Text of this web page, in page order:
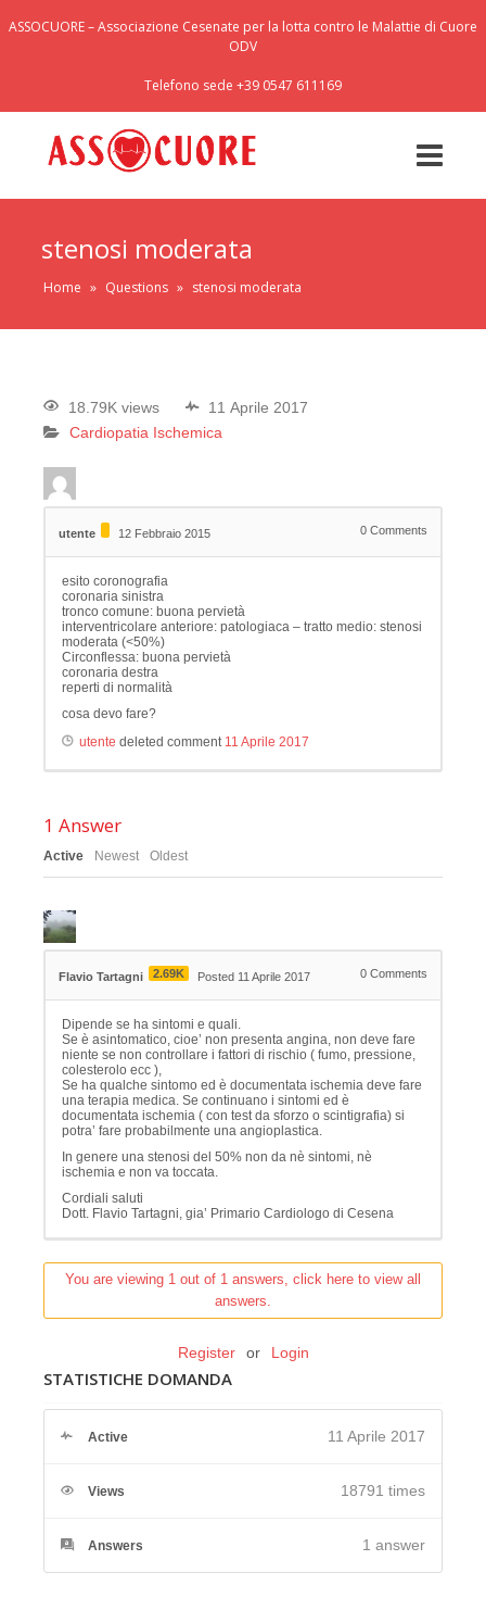
ASSOCUORE – Associazione Cesenate per la lotta contro le Malattie di Cuore
ODV
Telefono sede +39 0547 611169
stenosi moderata
Home » Questions » stenosi moderata
18.79K views
11 Aprile 2017
Cardiopatia Ischemica
utente 12 Febbraio 2015 0 Comments
esito coronografia
coronaria sinistra
tronco comune: buona pervietà
interventricolare anteriore: patologiaca – tratto medio: stenosi
moderata (<50%)
Circonflessa: buona pervietà
coronaria destra
reperti di normalità
cosa devo fare?
utente deleted comment 11 Aprile 2017
1 Answer
Active Newest Oldest
Flavio Tartagni 2.69K Posted 11 Aprile 2017 0 Comments
Dipende se ha sintomi e quali.
Se è asintomatico, cioe’ non presenta angina, non deve fare
niente se non controllare i fattori di rischio ( fumo, pressione,
colesterolo ecc ),
Se ha qualche sintomo ed è documentata ischemia deve fare
una terapia medica. Se continuano i sintomi ed è
documentata ischemia ( con test da sforzo o scintigrafia) si
potra’ fare probabilmente una angioplastica.
In genere una stenosi del 50% non da nè sintomi, nè
ischemia e non va toccata.
Cordiali saluti
Dott. Flavio Tartagni, gia’ Primario Cardiologo di Cesena
You are viewing 1 out of 1 answers, click here to view all
answers.
Register or Login
STATISTICHE DOMANDA
Active 11 Aprile 2017
Views 18791 times
Answers 1 answer